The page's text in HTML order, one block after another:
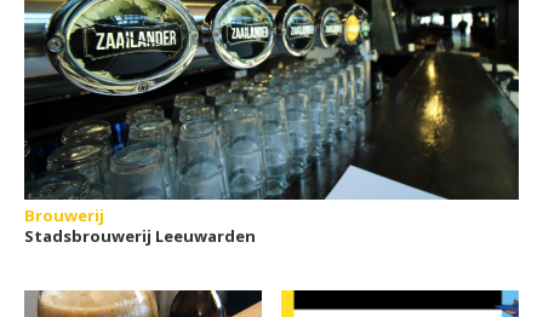
Brouwerij
Stadsbrouwerij Leeuwarden